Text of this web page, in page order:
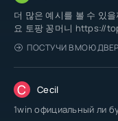
더 많은 예시를 볼 수 있
요 토팡 꽁머니 https://
ПОСТУЧИ В МОЮ
C Cecil
1win официальный ли